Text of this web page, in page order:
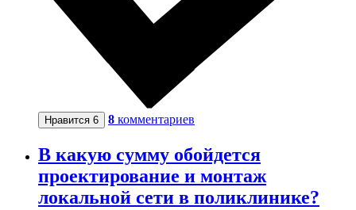
Нравится 6 8 комментариев
В какую сумму обойдется
проектирование и монтаж
локальной сети в поликлинике?